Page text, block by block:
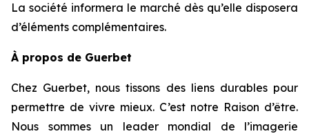
La société informera le marché dès qu’elle disposera
d’éléments complémentaires.
À propos de Guerbet
Chez Guerbet, nous tissons des liens durables pour
permettre de vivre mieux. C’est notre Raison d’être.
Nous sommes un leader mondial de l’imagerie